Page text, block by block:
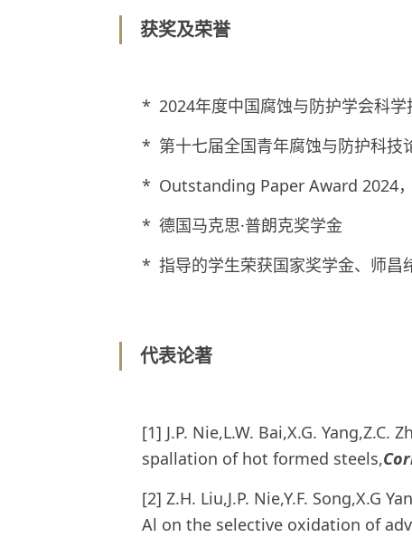
获奖及荣誉
* 2024年度中国腐蚀与防护学会科
* 第十七届全国青年腐蚀与防护科技
* Outstanding Paper Award 2024
* 德国马克思·普朗克奖学金
* 指导的学生荣获国家奖学金、师昌
代表论著
[1] J.P. Nie,L.W. Bai,X.G. Yang,Z.C.
spallation of hot formed steels,
[2] Z.H. Liu,J.P. Nie,Y.F. Song,X.G
Al on the selective oxidation of